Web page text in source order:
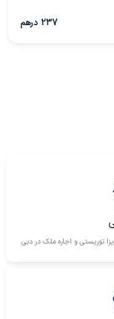
237 درهم
توریستی و اجاره ملک در دبی